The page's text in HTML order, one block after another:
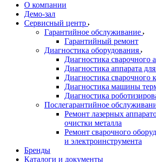
О компании
Демо-зал
Сервисный центр
Гарантийное обслуживание
Гарантийный ремонт
Диагностика оборудования
Диагностика сварочного
Диагностика аппарата
Диагностика сварочного
Диагностика машины
Диагностика
Послегарантийное
Ремонт лазерных
очистки металла
Ремонт сварочного
и электроинструмента
Бренды
Каталоги и документы